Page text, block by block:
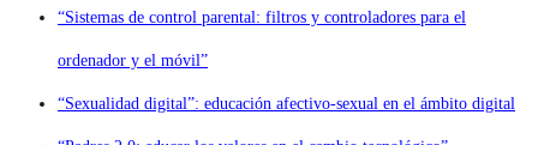
“Sistemas de control parental: filtros y controladores para el
ordenador y el móvil”
“Sexualidad digital”: educación afectivo-sexual en el ámbito digital